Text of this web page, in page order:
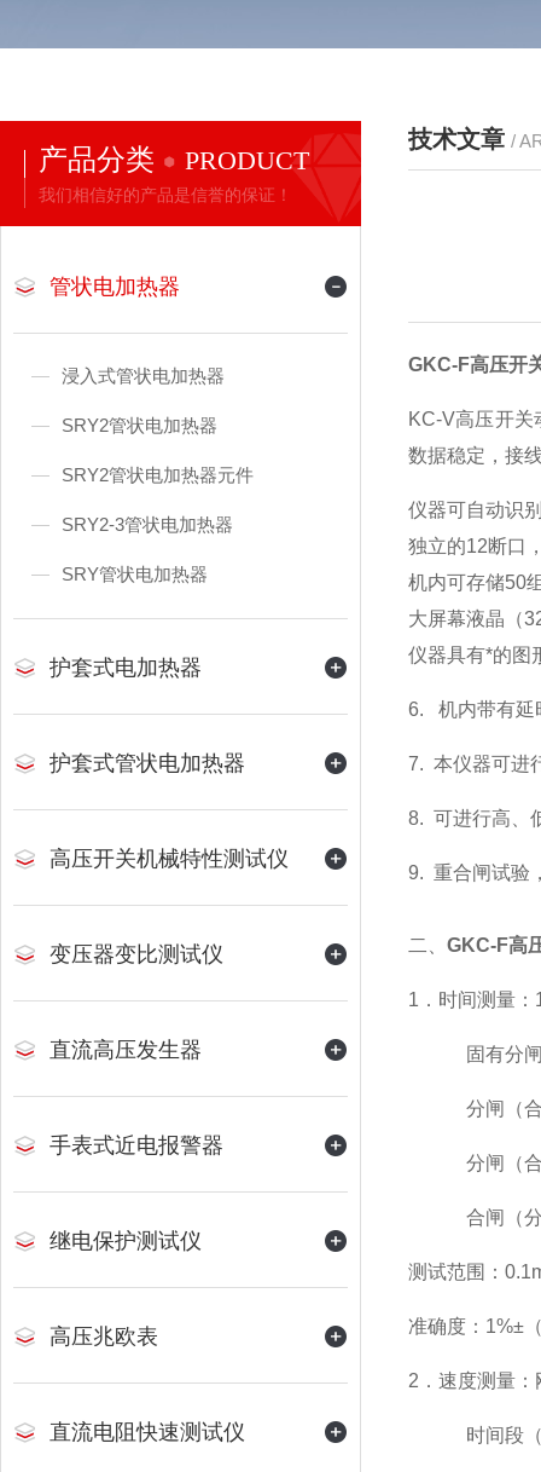
产品分类 PRODUCT
我们相信好的产品是信誉的保证！
管状电加热器
浸入式管状电加热器
SRY2管状电加热器
SRY2管状电加热器元件
SRY2-3管状电加热器
SRY管状电加热器
护套式电加热器
护套式管状电加热器
高压开关机械特性测试仪
变压器变比测试仪
直流高压发生器
手表式近电报警器
继电保护测试仪
高压兆欧表
直流电阻快速测试仪
技术文章 /
GKC-F高压开
KC-V高压开
数据稳定，接
仪器可自动识
独立的12断口
机内可存储50
大屏幕液晶（
仪器具有*的图
6. 机内带有延
7. 本仪器可进
8. 可进行高、
9. 重合闸试验
二、 GKC-F高
1．时间测量：
固有分闸
分闸（合
分闸（合
合闸（分闸
测试范围：
准确度：1%±
2．速度测量
时间段（行